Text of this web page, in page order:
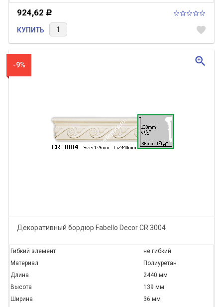
924,62 Р
КУПИТЬ favorite
-9%
Декоративный бордюр Fabello Decor CR 3004
Гибкий элемент
не гибкий
Материал
Полиуретан
Длина
2440 мм
Высота
139 мм
Ширина
36 мм
zoom_in